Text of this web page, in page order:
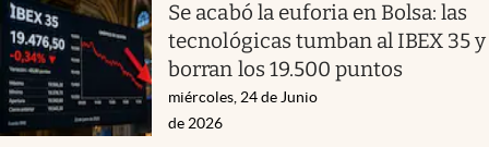
Se acabó la euforia en Bolsa: las
tecnológicas tumban al IBEX 35 y
borran los 19.500 puntos
miércoles, 24 de Junio
de 2026